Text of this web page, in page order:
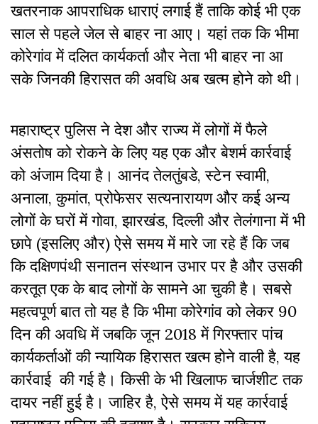
खतरनाक आपराधिक धाराएं लगाई हैं ताकि कोई भी एक
साल से पहले जेल से बाहर ना आए। यहां तक कि भीमा
कोरेगांव में दलित कार्यकर्ता और नेता भी बाहर ना आ
सके जिनकी हिरासत की अवधि अब खत्म होने को थी।
महाराष्ट्र पुलिस ने देश और राज्य में लोगों में फैले
अंसतोष को रोकने के लिए यह एक और बेशर्म कार्रवाई
को अंजाम दिया है। आनंद तेलतुंबडे,स्टेन स्वामी,
अनाला,कुमांत,प्रोफेसर सत्यनारायण और कई अन्य
लोगों के घरों में गोवा,झारखंड,दिल्ली और तेलंगाना में भी
छापे (इसलिए और) ऐसे समय में मारे जा रहे हैं कि जब
कि दक्षिणपंथी सनातन संस्थान उभार पर है और उसकी
करतूत एक के बाद लोगों के सामने आ चुकी है। सबसे
महत्वपूर्ण बात तो यह है कि भीमा कोरेगांव को लेकर 90
दिन की अवधि में जबकि जून 2018 में गिरफ्तार पांच
कार्यकर्ताओं की न्यायिक हिरासत खत्म होने वाली है, यह
कार्रवाई की गई है। किसी के भी खिलाफ चार्जशीट तक
दायर नहीं हुई है। जाहिर है, ऐसे समय में यह कार्रवाई